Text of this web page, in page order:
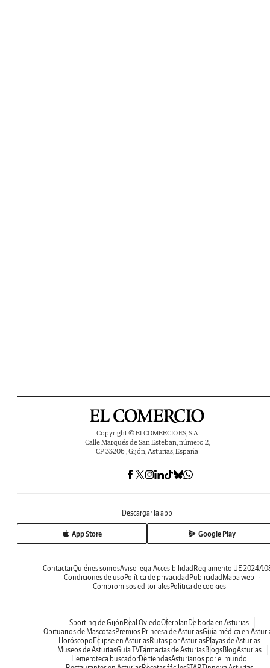
Copyright © ELCOMERCIO.ES, S.A
Calle Marqués de San Esteban, número 2,
CP 33206 , Gijón, Asturias, España
Descargar la app
App Store Google Play
ContactarQuiénes somosAviso legal Accesibilidad Reglamento UE 2024/
Condiciones de uso Política de privacidad Publicidad Mapa web
Compromisos editorialesPolítica de cookies
Sporting de Gijón Real OviedoOferplan De boda en Asturias
Obituarios de MascotasPremios Princesa de AsturiasGuía médica en
Horóscopo Eclipse en AsturiasRutas por AsturiasPlayas de Asturias
Museos de AsturiasGuía TVFarmacias de AsturiasBlogsBlogAsturias
Hemeroteca buscadorDe tiendasAsturianos por el mundo